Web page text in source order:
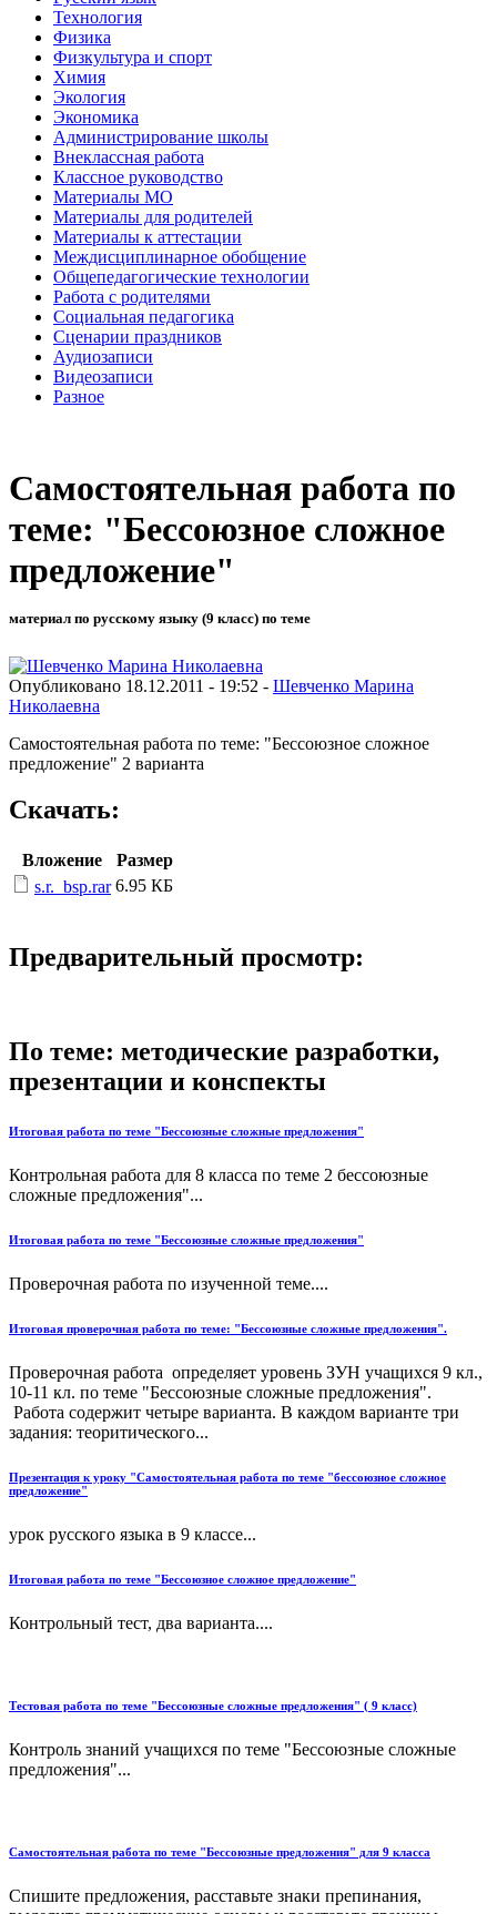
Технология
Физика
Физкультура и спорт
Химия
Экология
Экономика
Администрирование школы
Внеклассная работа
Классное руководство
Материалы МО
Материалы для родителей
Материалы к аттестации
Междисциплинарное обобщение
Общепедагогические технологии
Работа с родителями
Социальная педагогика
Сценарии праздников
Аудиозаписи
Видеозаписи
Разное
Самостоятельная работа по
теме: "Бессоюзное сложное
предложение"
материал по русскому языку (9 класс) по теме
Опубликовано 18.12.2011 - 19:52 - Шевченко Марина
Николаевна
Самостоятельная работа по теме: "Бессоюзное сложное
предложение" 2 варианта
Скачать:
Вложение
Размер
s.r._bsp.rar 6.95 КБ
Предварительный просмотр:
По теме: методические разработки,
презентации и конспекты
Итоговая работа по теме "Бессоюзные сложные предложения"
Контрольная работа для 8 класса по теме 2 бессоюзные
сложные предложения"...
Итоговая работа по теме "Бессоюзные сложные предложения"
Проверочная работа по изученной теме....
Итоговая проверочная работа по теме: "Бессоюзные сложные предложения".
Проверочная работа определяет уровень ЗУН учащихся 9 кл.,
10-11 кл. по теме "Бессоюзные сложные предложения".
Работа содержит четыре варианта. В каждом варианте три
задания: теоритического...
Презентация к уроку "Самостоятельная работа по теме "бессоюзное сложное
предложение"
урок русского языка в 9 классе...
Итоговая работа по теме "Бессоюзное сложное предложение"
Контрольный тест, два варианта....
Тестовая работа по теме "Бессоюзные сложные предложения" ( 9 класс)
Контроль знаний учащихся по теме "Бессоюзные сложные
предложения"...
Самостоятельная работа по теме "Бессоюзные предложения" для 9 класса
Спишите предложения, расставьте знаки препинания,